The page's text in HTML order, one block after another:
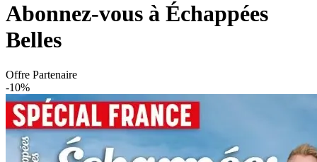
Abonnez-vous à Échappées
Belles
Offre Partenaire
-10%